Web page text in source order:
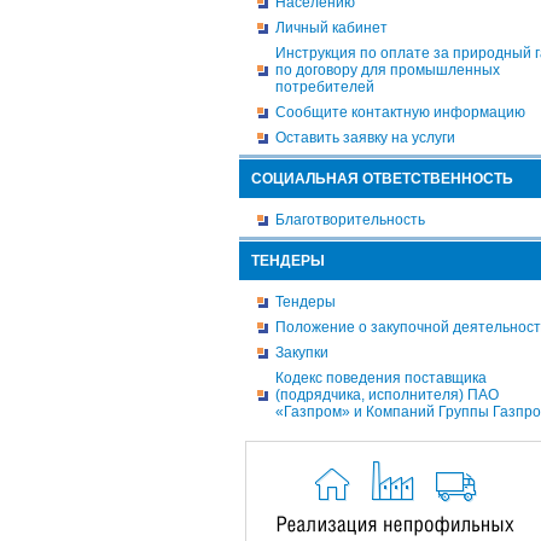
Личный кабинет
Инструкция по оплате за природный
по договору для промышленных
потребителей
Сообщите контактную информацию
Оставить заявку на услуги
СОЦИАЛЬНАЯ ОТВЕТСТВЕННОСТЬ
Благотворительность
ТЕНДЕРЫ
Тендеры
Положение о закупочной
Закупки
Кодекс поведения поставщика
(подрядчика, исполнителя) ПАО
«Газпром» и Компаний Группы